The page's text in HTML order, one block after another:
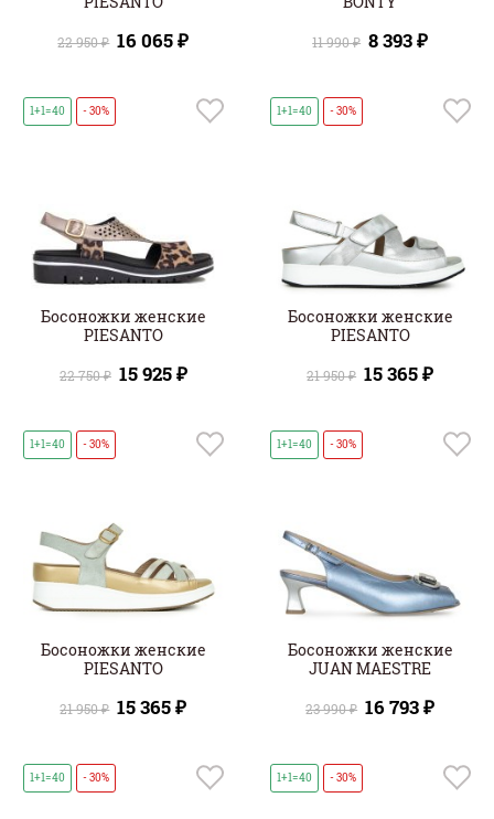
22 950 ₽ 16 065 ₽ 11 990 ₽ 8 393 ₽
1+1=40 - 30%
Босоножки женские
PIESANTO
22 750 ₽ 15 925 ₽
1+1=40 - 30%
Босоножки женские
PIESANTO
21 950 ₽ 15 365 ₽
1+1=40 - 30%
Босоножки женские
PIESANTO
21 950 ₽ 15 365 ₽
1+1=40 - 30%
Босоножки женские
JUAN MAESTRE
23 990 ₽ 16 793 ₽
1+1=40 - 30% 1+1=40 - 30%